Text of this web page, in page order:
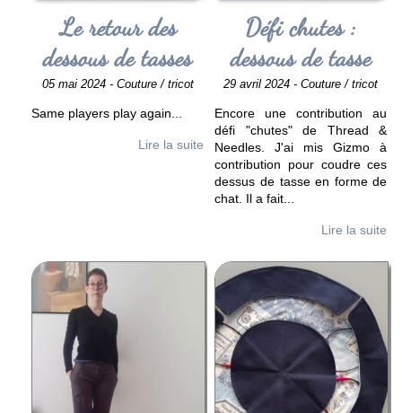
Le retour des
dessous de tasses
05 mai 2024 - Couture / tricot
Same players play again
Lire la suite
Défi chutes :
dessous de tasse
29 avril 2024 - Couture / tricot
Encore une contribution au
défi "chutes" de Thread &
Needles. J'ai mis Gizmo à
contribution pour coudre ces
dessus de tasse en forme de
chat. Il a fait
Lire la suite